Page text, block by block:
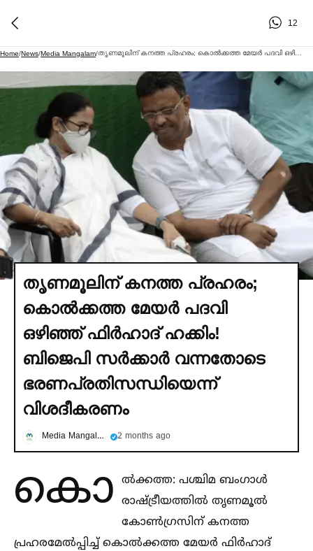
12
Home/News/Media Mangalam/
തൃണമൂലിന് കനത്ത പ്രഹരം;
കൊല്‍ക്കത്ത മേയര്‍ പദവി
ഒഴിഞ്ഞ് ഫിര്‍ഹാദ് ഹക്കിം!
ബിജെപി സര്‍ക്കാര്‍ വന്നതോടെ
ഭരണപ്രതിസന്ധിയെന്ന്
വിശദീകരണം
Media Mangalam 2 months ago
കൊ ല്‍ക്കത്ത: പശ്ചിമ ബംഗാള്‍
രാഷ്ട്രീയത്തില്‍ തൃണമൂല്‍
കോണ്‍ഗ്രസിന് കനത്ത
പ്രഹരമേല്‍പ്പിച്ച്‌ കൊല്‍ക്കത്ത മേയർ ഫിർഹാദ്